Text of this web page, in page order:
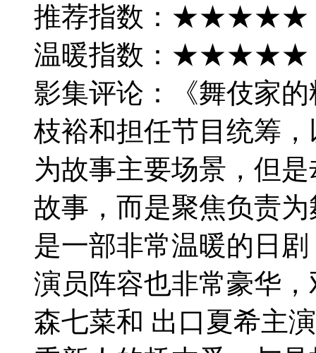
推荐指数：★★★★★
温暖指数：★★★★★
影集评论：《舞伎家
枝裕和担任节目统筹
为故事主要场景，但
故事，而是聚焦负责
是一部非常温暖的日
演员阵容也非常豪华
森七菜和 出口夏希主